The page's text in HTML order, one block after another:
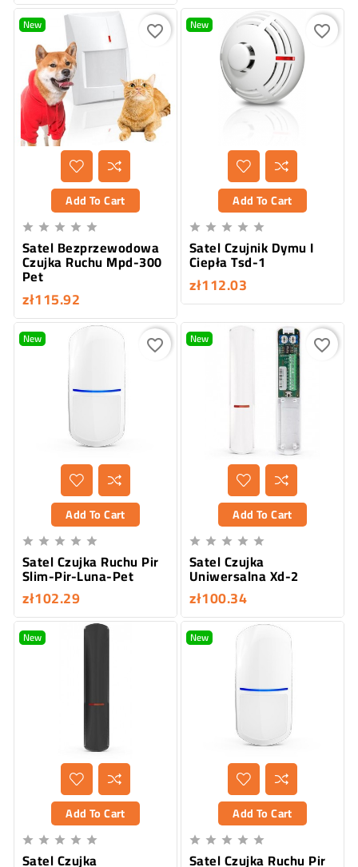
New
Add To Cart
    
Satel Bezprzewodowa
Czujka Ruchu Mpd-300
Pet
zł115.92
favorite_border New
Add To Cart
    
Satel Czujnik Dymu I
Ciepła Tsd-1
zł112.03
favorite_border
New
Add To Cart
    
Satel Czujka Ruchu Pir
Slim-Pir-Luna-Pet
zł102.29
favorite_border New
Add To Cart
    
Satel Czujka
Uniwersalna Xd-2
zł100.34
favorite_border
New
Add To Cart
    
Satel Czujka
New
Add To Cart
    
Satel Czujka Ruchu Pir